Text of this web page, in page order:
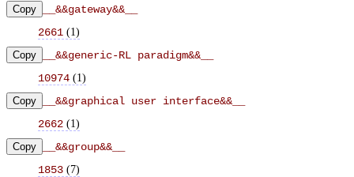
Copy
__&&gateway&&__
2661 (1)
Copy
__&&generic-RL paradigm&&__
10974 (1)
Copy
__&&graphical user interface&&__
2662 (1)
Copy
__&&group&&__
1853 (7)